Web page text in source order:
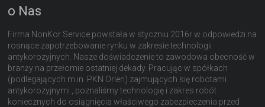
o Nas
Firma NonKor Service powstała w styczniu 2016r w odpowiedzi na
rosnące zapotrzebowanie rynku w zakresie technologii
antykorozyjnych. Nasze doświadczenie to zawodowa obecność w
branży na przełomie ostatniej dekady. Pracując w spółkach
(podlegających m.in. PKN Orlen) zajmujących się robotami
antykorozyjnymi , poznaliśmy technologię i zakres robót
koniecznych do osiągnięcia właściwego zabezpieczenia przed